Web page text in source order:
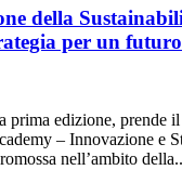
della
per un
prima edizione, prende
– Innovazione e
nell’ambito